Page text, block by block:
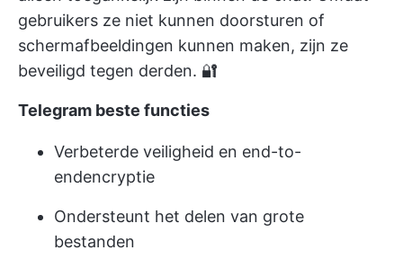
gebruikers ze niet kunnen doorsturen of
schermafbeeldingen kunnen maken, zijn ze
beveiligd tegen derden. 🔐
Telegram beste functies
Verbeterde veiligheid en end-to-
endencryptie
Ondersteunt het delen van grote
bestanden